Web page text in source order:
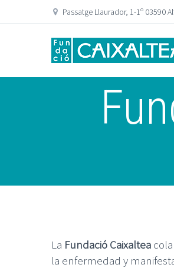
Passatge Llaurador, 1-1º 03590
La Fundació Caixaltea
la enfermedad y